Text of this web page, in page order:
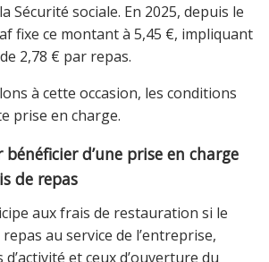
Sécurité sociale. En 2025, depuis le
fixe ce montant à 5,45 €, impliquant
2,78 € par repas.
à cette occasion, les conditions
prise en charge.
d’une prise en charge
de repas
aux frais de restauration si le
au service de l’entreprise,
et ceux d’ouverture du